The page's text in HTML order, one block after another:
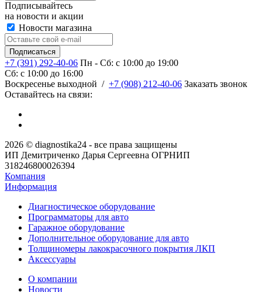
Подписывайтесь
на новости и акции
Новости магазина
+7 (391) 292-40-06 Пн - Сб: c 10:00 до 19:00
Сб: c 10:00 до 16:00
​Воскресенье выходной / +7 (908) 212-40-06 Заказать звонок
Оставайтесь на связи:
2026 © diagnostika24 - все права защищены
ИП Демитриченко Дарья Сергеевна ОГРНИП
318246800026394
Компания
Информация
Диагностическое оборудование
Программаторы для авто
Гаражное оборудование
Дополнительное оборудование для авто
Толщиномеры лакокрасочного покрытия ЛКП
Аксессуары
О компании
Новости